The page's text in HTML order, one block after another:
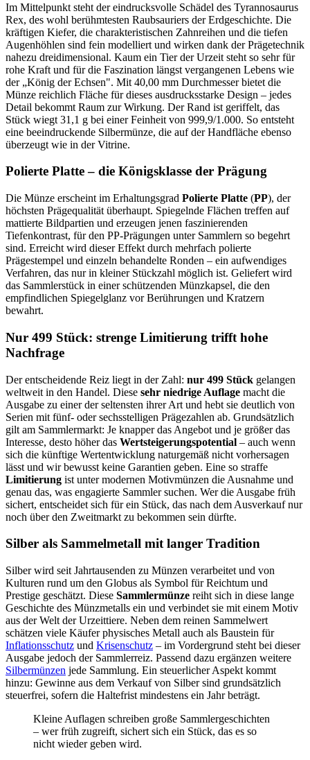
Im Mittelpunkt steht der eindrucksvolle Schädel des Tyrannosaurus
Rex, des wohl berühmtesten Raubsauriers der Erdgeschichte. Die
kräftigen Kiefer, die charakteristischen Zahnreihen und die tiefen
Augenhöhlen sind fein modelliert und wirken dank der Prägetechnik
nahezu dreidimensional. Kaum ein Tier der Urzeit steht so sehr für
rohe Kraft und für die Faszination längst vergangenen Lebens wie
der „König der Echsen". Mit 40,00 mm Durchmesser bietet die
Münze reichlich Fläche für dieses ausdrucksstarke Design – jedes
Detail bekommt Raum zur Wirkung. Der Rand ist geriffelt, das
Stück wiegt 31,1 g bei einer Feinheit von 999,9/1.000. So entsteht
eine beeindruckende Silbermünze, die auf der Handfläche ebenso
überzeugt wie in der Vitrine.
Polierte Platte – die Königsklasse der Prägung
Die Münze erscheint im Erhaltungsgrad Polierte Platte (PP), der
höchsten Prägequalität überhaupt. Spiegelnde Flächen treffen auf
mattierte Bildpartien und erzeugen jenen faszinierenden
Tiefenkontrast, für den PP-Prägungen unter Sammlern so begehrt
sind. Erreicht wird dieser Effekt durch mehrfach polierte
Prägestempel und einzeln behandelte Ronden – ein aufwendiges
Verfahren, das nur in kleiner Stückzahl möglich ist. Geliefert wird
das Sammlerstück in einer schützenden Münzkapsel, die den
empfindlichen Spiegelglanz vor Berührungen und Kratzern
bewahrt.
Nur 499 Stück: strenge Limitierung trifft hohe
Nachfrage
Der entscheidende Reiz liegt in der Zahl: nur 499 Stück gelangen
weltweit in den Handel. Diese sehr niedrige Auflage macht die
Ausgabe zu einer der seltensten ihrer Art und hebt sie deutlich von
Serien mit fünf- oder sechsstelligen Prägezahlen ab. Grundsätzlich
gilt am Sammlermarkt: Je knapper das Angebot und je größer das
Interesse, desto höher das Wertsteigerungspotential – auch wenn
sich die künftige Wertentwicklung naturgemäß nicht vorhersagen
lässt und wir bewusst keine Garantien geben. Eine so straffe
Limitierung ist unter modernen Motivmünzen die Ausnahme und
genau das, was engagierte Sammler suchen. Wer die Ausgabe früh
sichert, entscheidet sich für ein Stück, das nach dem Ausverkauf nur
noch über den Zweitmarkt zu bekommen sein dürfte.
Silber als Sammelmetall mit langer Tradition
Silber wird seit Jahrtausenden zu Münzen verarbeitet und von
Kulturen rund um den Globus als Symbol für Reichtum und
Prestige geschätzt. Diese Sammlermünze reiht sich in diese lange
Geschichte des Münzmetalls ein und verbindet sie mit einem Motiv
aus der Welt der Urzeittiere. Neben dem reinen Sammelwert
schätzen viele Käufer physisches Metall auch als Baustein für
Inflationsschutz und Krisenschutz – im Vordergrund steht bei dieser
Ausgabe jedoch der Sammlerreiz. Passend dazu ergänzen weitere
Silbermünzen jede Sammlung. Ein steuerlicher Aspekt kommt
hinzu: Gewinne aus dem Verkauf von Silber sind grundsätzlich
steuerfrei, sofern die Haltefrist mindestens ein Jahr beträgt.
Kleine Auflagen schreiben große Sammlergeschichten
– wer früh zugreift, sichert sich ein Stück, das es so
nicht wieder geben wird.